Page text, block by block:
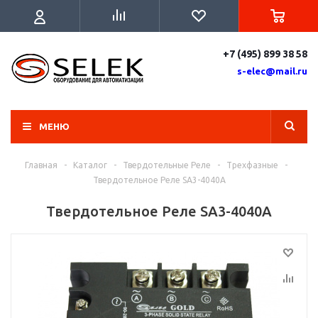
+7 (495) 899 38 58
s-elec@mail.ru
МЕНЮ
Главная - Каталог - Твердотельные Реле - Трехфазные
-
Твердотельное Реле SA3-4040A
Твердотельное Реле SA3-4040A